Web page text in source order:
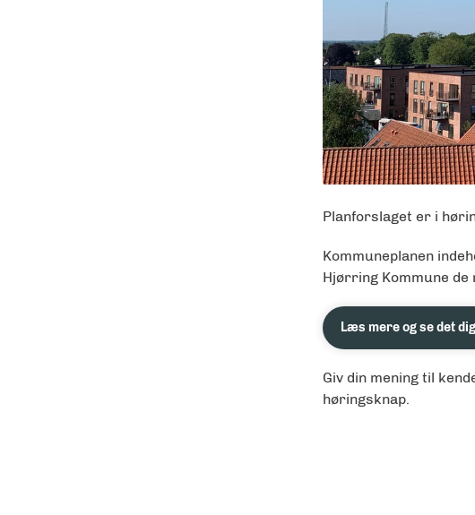
Planforslaget er i
Kommuneplanen
Hjørring Kommune
Læs mere og se det
Giv din mening til
høringsknap.